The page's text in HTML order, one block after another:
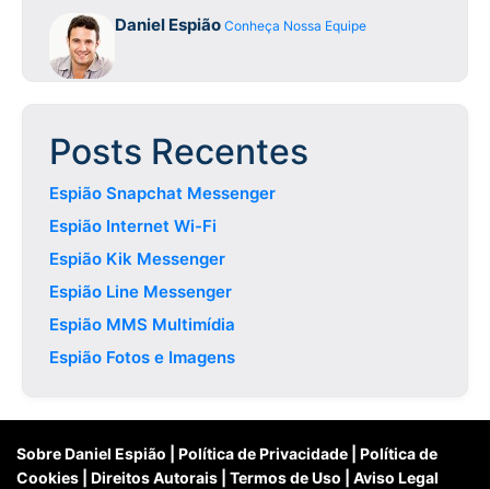
Daniel Espião Conheça Nossa Equipe
Posts Recentes
Espião Snapchat Messenger
Espião Internet Wi-Fi
Espião Kik Messenger
Espião Line Messenger
Espião MMS Multimídia
Espião Fotos e Imagens
Sobre Daniel Espião Política de Privacidade
Política de
Cookies
Direitos Autorais Termos de Uso Aviso Legal